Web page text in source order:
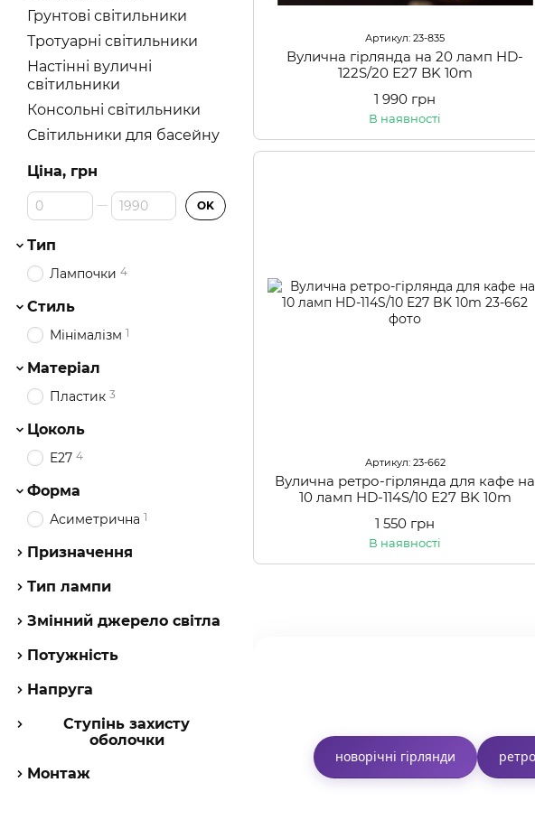
новорічні гірлянди
Артикул: 23-835
Вулична гірлянда на 20 ламп HD-
122S/20 E27 BK 10m
1 990 грн
В наявності
Артикул: 23-662
Вулична ретро-гірлянда для кафе на
10 ламп HD-114S/10 E27 BK 10m
1 550 грн
В наявності
Грунтові світильники
Тротуарні світильники
Настінні вуличні
світильники
Консольні світильники
Світильники для басейну
Ціна, грн
Від Ціна, грн
До Ціна, грн OK
Тип
Лампочки 4
Стиль
Мінімалізм 1
Матеріал
Пластик 3
Цоколь
E27 4
Форма
Асиметрична 1
Призначення
Тип лампи
Змінний джерело світла
Потужність
Напруга
Ступінь захисту
оболочки
Монтаж